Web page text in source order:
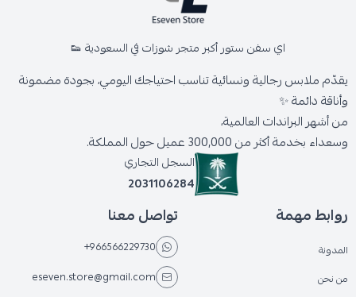
اي سفن ستور أكبر متجر شوزات في السعودية 👟
يقدّم ملابس رجالية ونسائية تناسب احتياجك اليومي، بجودة مضمونة
وأناقة دائمة ✨
من أشهر البراندات العالمية،
وسعداء بخدمة أكثر من 300,000 عميل حول المملكة.
السجل التجاري
2031106284
روابط مهمة
المدونة
من نحن
تواصل معنا
+966566229730
eseven.store@gmail.com